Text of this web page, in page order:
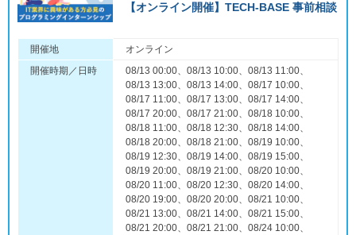
【オンライン開催】TECH-BASE 事前相談
開催地
オンライン
開催時期／日時
08/13 00:00、08/13 10:00、08/13 11:00、
08/13 13:00、08/13 14:00、08/17 10:00、
08/17 11:00、08/17 13:00、08/17 14:00、
08/17 20:00、08/17 21:00、08/18 10:00、
08/18 11:00、08/18 12:30、08/18 14:00、
08/18 20:00、08/18 21:00、08/19 10:00、
08/19 12:30、08/19 14:00、08/19 15:00、
08/19 20:00、08/19 21:00、08/20 10:00、
08/20 11:00、08/20 12:30、08/20 14:00、
08/20 19:00、08/20 20:00、08/21 10:00、
08/21 13:00、08/21 14:00、08/21 15:00、
08/21 20:00、08/21 21:00、08/24 10:00、